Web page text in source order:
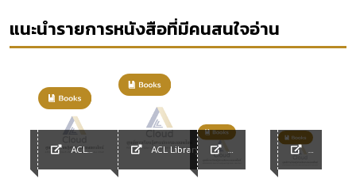
แนะนำรายการหนังสือที่มีคนสนใจอ่าน
ACL Library